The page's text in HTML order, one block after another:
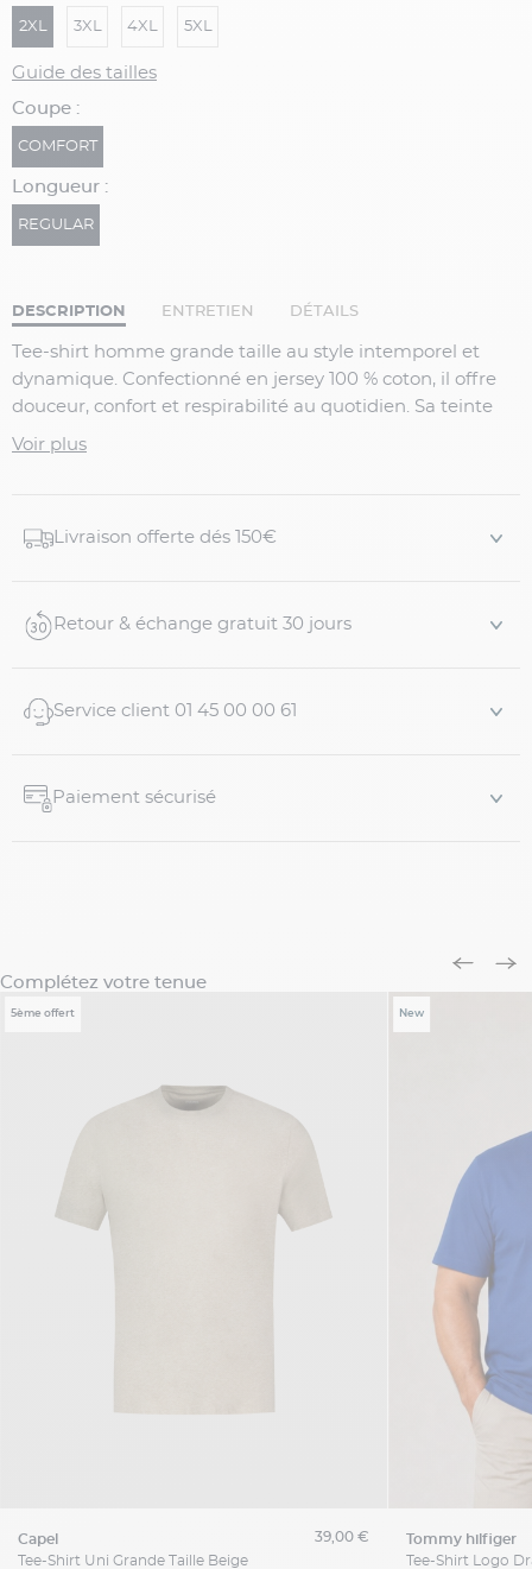
2XL 3XL 4XL 5XL
Guide des tailles
Coupe :
COMFORT
Longueur :
REGULAR
DESCRIPTION ENTRETIEN DÉTAILS
Tee-shirt homme grande taille au style intemporel et
dynamique. Confectionné en jersey 100 % coton, il offre
douceur, confort et respirabilité au quotidien. Sa teinte
bleu roi apporte une touche moderne et affirmée.
Tee-shirt grande taille bleu roi uni
Finition simple bas de manches et bas de corps
Voir plus
Livraison offerte dés 150€
Retour & échange gratuit 30 jours
Service client 01 45 00 00 61
Paiement sécurisé
Complétez votre tenue
5ème offert
capel
Tee-Shirt Uni Grande Taille Beige
39,00 €
New
tommy hilfiger